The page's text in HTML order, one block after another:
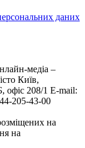
даних
медіа –
Київ,
208/1 E-mail:
205-43-00
на
на